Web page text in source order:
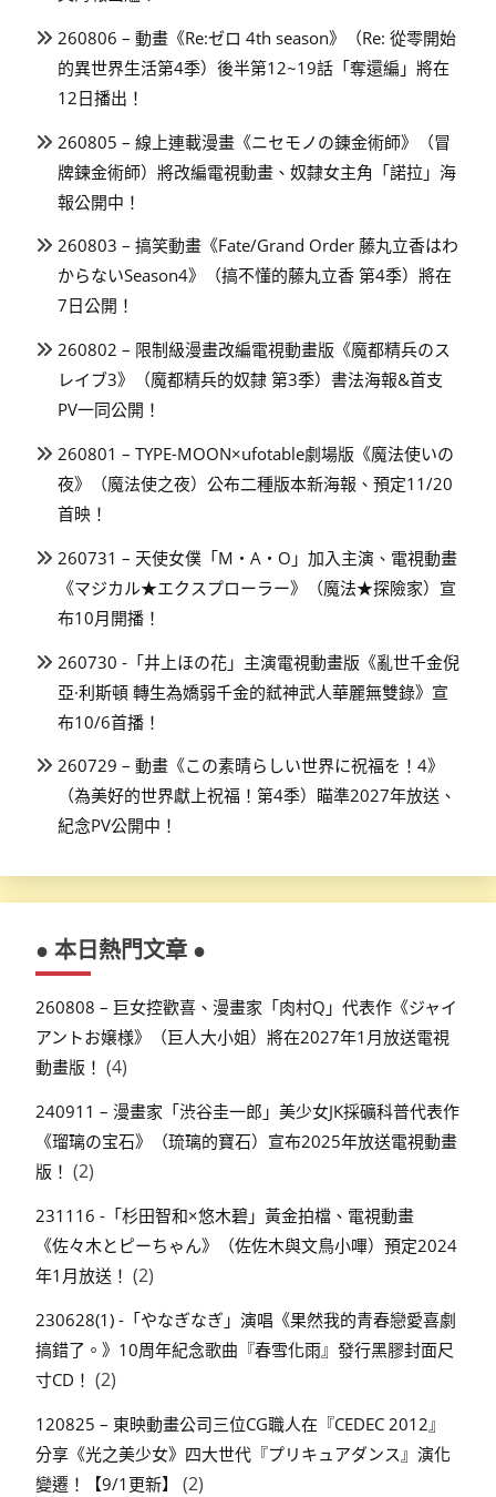
260806 – 動畫《Re:ゼロ 4th season》（Re: 從零開始
的異世界生活第4季）後半第12~19話「奪還編」將在
12日播出！
260805 – 線上連載漫畫《ニセモノの錬金術師》（冒
牌鍊金術師）將改編電視動畫、奴隸女主角「諾拉」海
報公開中！
260803 – 搞笑動畫《Fate/Grand Order 藤丸立香はわ
からないSeason4》（搞不懂的藤丸立香 第4季）將在
7日公開！
260802 – 限制級漫畫改編電視動畫版《魔都精兵のス
レイブ3》（魔都精兵的奴隸 第3季）書法海報&首支
PV一同公開！
260801 – TYPE-MOON×ufotable劇場版《魔法使いの
夜》（魔法使之夜）公布二種版本新海報、預定11/20
首映！
260731 – 天使女僕「M・A・O」加入主演、電視動畫
《マジカル★エクスプローラー》（魔法★探險家）宣
布10月開播！
260730 -「井上ほの花」主演電視動畫版《亂世千金倪
亞·利斯頓 轉生為嬌弱千金的弒神武人華麗無雙錄》宣
布10/6首播！
260729 – 動畫《この素晴らしい世界に祝福を！4》
（為美好的世界獻上祝福！第4季）瞄準2027年放送、
紀念PV公開中！
● 本日熱門文章 ●
260808 – 巨女控歡喜、漫畫家「肉村Q」代表作《ジャイ
アントお嬢様》（巨人大小姐）將在2027年1月放送電視
動畫版！ (4)
240911 – 漫畫家「渋谷圭一郎」美少女JK採礦科普代表作
《瑠璃の宝石》（琉璃的寶石）宣布2025年放送電視動畫
版！ (2)
231116 -「杉田智和×悠木碧」黃金拍檔、電視動畫
《佐々木とピーちゃん》（佐佐木與文鳥小嗶）預定2024
年1月放送！ (2)
230628(1) -「やなぎなぎ」演唱《果然我的青春戀愛喜劇
搞錯了。》10周年紀念歌曲『春雪化雨』發行黑膠封面尺
寸CD！ (2)
120825 – 東映動畫公司三位CG職人在『CEDEC 2012』
分享《光之美少女》四大世代『プリキュアダンス』演化
變遷！【9/1更新】
(2)